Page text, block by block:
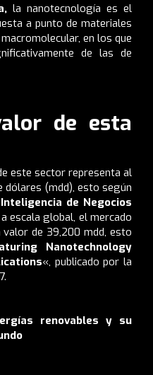
, la nanotecnología es el
a punto de materiales
en los que
de las de
de esta
este sector representa al
dólares (mdd), esto según
de Negocios
escala global, el mercado
de 39,200 mdd, esto
Nanotechnology
«, publicado por la
renovables y su